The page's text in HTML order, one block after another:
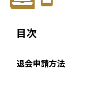
目次
退会申請方法